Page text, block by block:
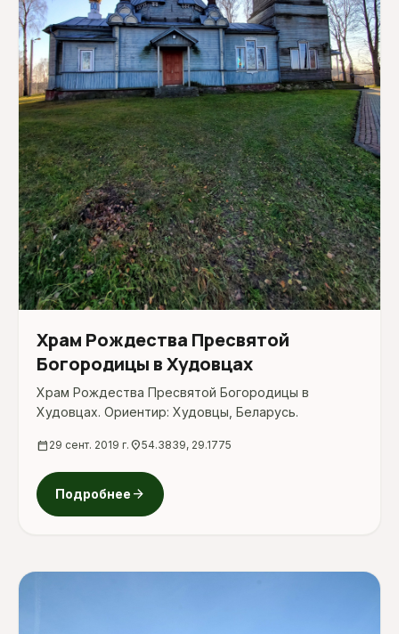
Храм Рождества Пресвятой
Богородицы в Худовцах
Храм Рождества Пресвятой Богородицы в
Худовцах. Ориентир: Худовцы, Беларусь.
calendar_today 29 сент. 2019 г. location_on54.3839, 29.1775
Подробнее arrow_forward